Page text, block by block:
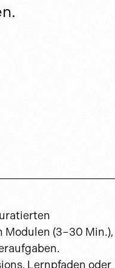
(3–30 Min.),
Lernpfaden oder